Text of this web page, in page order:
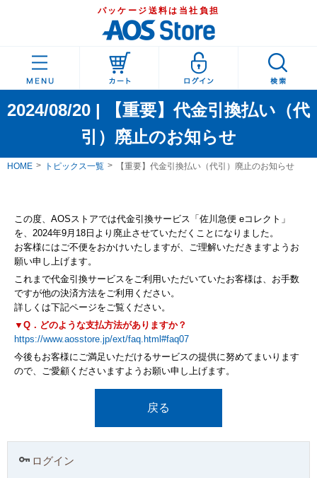
パッケージ送料は当社負担
2024/08/20 | 【重要】代金引換払い（代
引）廃止のお知らせ
HOME トピックス一覧 【重要】代金引換払い（代引）廃止のお知らせ
この度、AOSストアでは代金引換サービス「佐川急便 eコレクト」
を、2024年9月18日より廃止させていただくことになりました。
お客様にはご不便をおかけいたしますが、ご理解いただきますようお
願い申し上げます。
これまで代金引換サービスをご利用いただいていたお客様は、お手数
ですが他の決済方法をご利用ください。
詳しくは下記ページをご覧ください。
▼Q．どのような支払方法がありますか？
https://www.aosstore.jp/ext/faq.html#faq07
今後もお客様にご満足いただけるサービスの提供に努めてまいります
ので、ご愛顧くださいますようお願い申し上げます。
戻る
ログイン